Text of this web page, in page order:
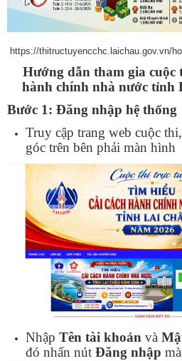
https://thitructuyencchc.laichau.gov.vn/
Hướng dẫn tham gia cuộc
hành chính nhà nước tỉnh
Bước 1: Đăng nhập hệ thống
Truy cập trang web cuộc
góc trên bên phải màn hình
Nhập Tên tài khoản và
đó nhấn nút Đăng nhập